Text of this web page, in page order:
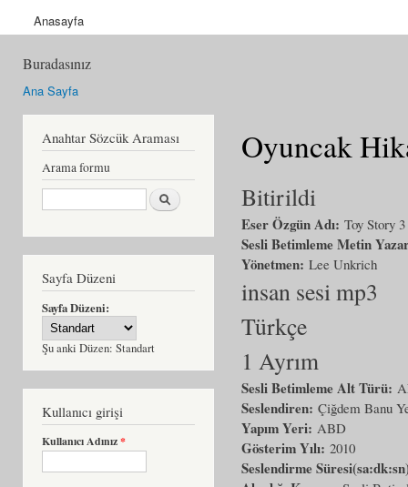
Anasayfa
Buradasınız
Ana Sayfa
Anahtar Sözcük Araması
Arama formu
Ara
Sayfa Düzeni
Sayfa Düzeni:
Şu anki Düzen: Standart
Kullanıcı girişi
Kullanıcı Adınız*
Oyuncak
Bitirildi
Eser Özgün Adı: Toy Story 3
Sesli Betimleme Metin
Yönetmen: Lee Unkrich
insan sesi mp3
Türkçe
1 Ayrım
Sesli Betimleme Alt Türü:
Seslendiren: Çiğdem Banu
Yapım Yeri: ABD
Gösterim Yılı: 2010
Seslendirme